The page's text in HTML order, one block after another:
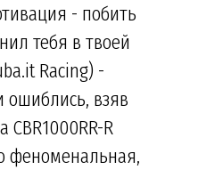
- побить
тебя в твоей
Racing) -
ошиблись, взяв
CBR1000RR-R
феноменальная,